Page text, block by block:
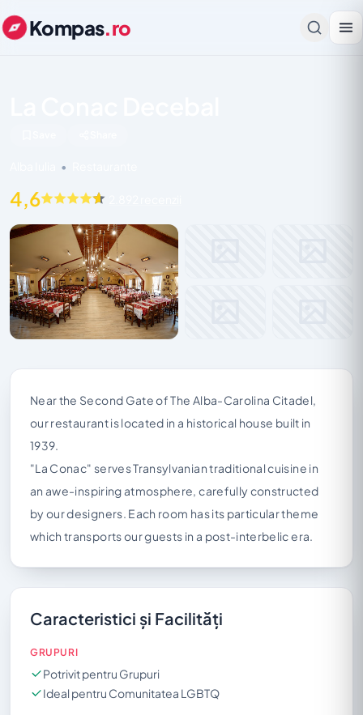
Kompas.ro
•
4,6
Near the Second Gate of The Alba-Carolina Citadel,
our restaurant is located in a historical house built in
1939.
"La Conac" serves Transylvanian traditional cuisine in
an awe-inspiring atmosphere, carefully constructed
by our designers. Each room has its particular theme
which transports our guests in a post-interbelic era.
Caracteristici și Facilități
GRUPURI
Potrivit pentru Grupuri
Ideal pentru Comunitatea LGBTQ